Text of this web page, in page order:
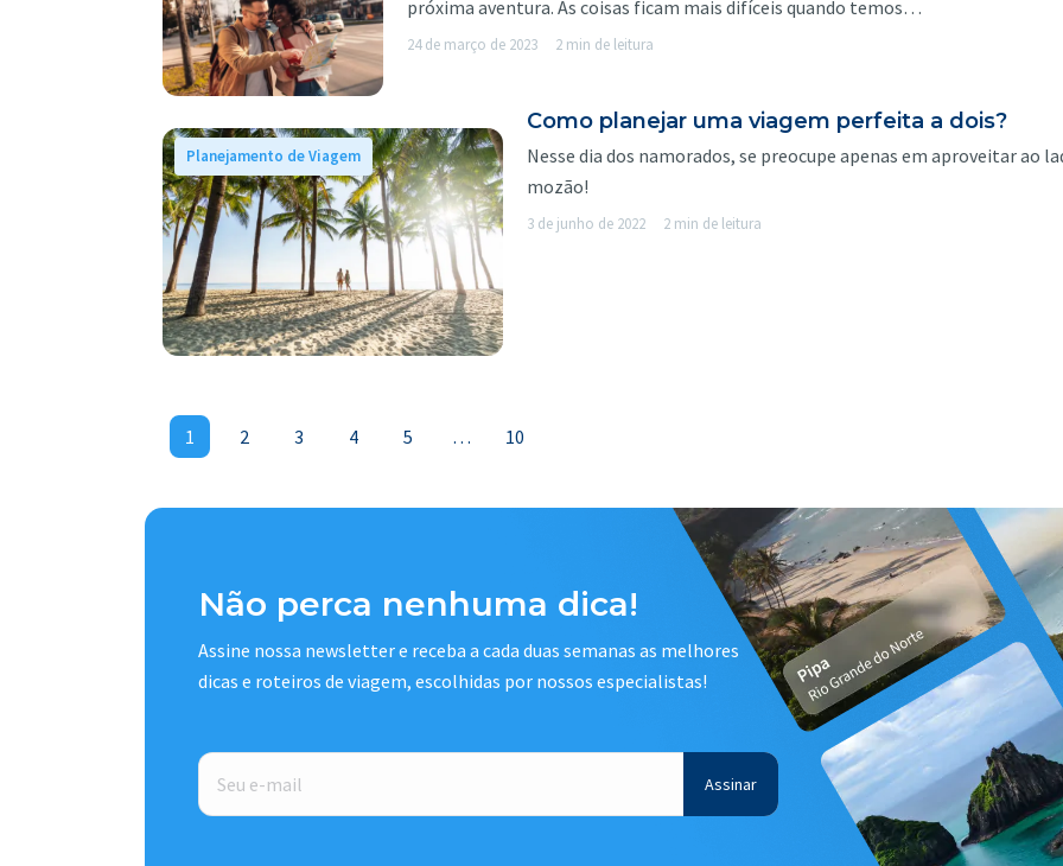
24 de março de 2023 2 min de leitura
próxima aventura. As coisas ficam mais difíceis quando temos…
Planejamento de Viagem
Como planejar uma viagem perfeita a dois?
3 de junho de 2022 2 min de leitura
Nesse dia dos namorados, se preocupe apenas em aproveitar ao
mozão!
1 2 3 4 5 … 10
Não perca nenhuma dica!
Assine nossa newsletter e receba a cada duas semanas as melhores
dicas e roteiros de viagem, escolhidas por nossos especialistas!
E-
mail